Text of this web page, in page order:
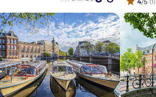
/5 (1)